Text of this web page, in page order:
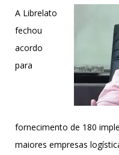
A Librelato
fechou
acordo
para
fornecimento de 180
maiores empresas